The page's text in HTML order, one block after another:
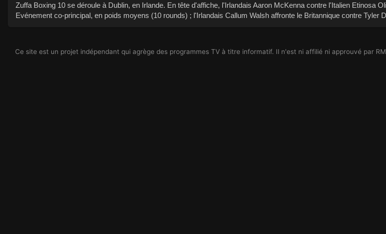
Zuffa Boxing 10 se déroule à Dublin, en Irlande. En tête d'affiche, l'Irlandais Aaron McKenna contre l'Italien Etinosa
Evénement co-principal, en poids moyens (10 rounds) ; l'Irlandais Callum Walsh affronte le Britannique contre Tyler
Ce site est un projet indépendant qui agrège des programmes TV à titre informatif. Il n'est ni affilié ni approuvé par